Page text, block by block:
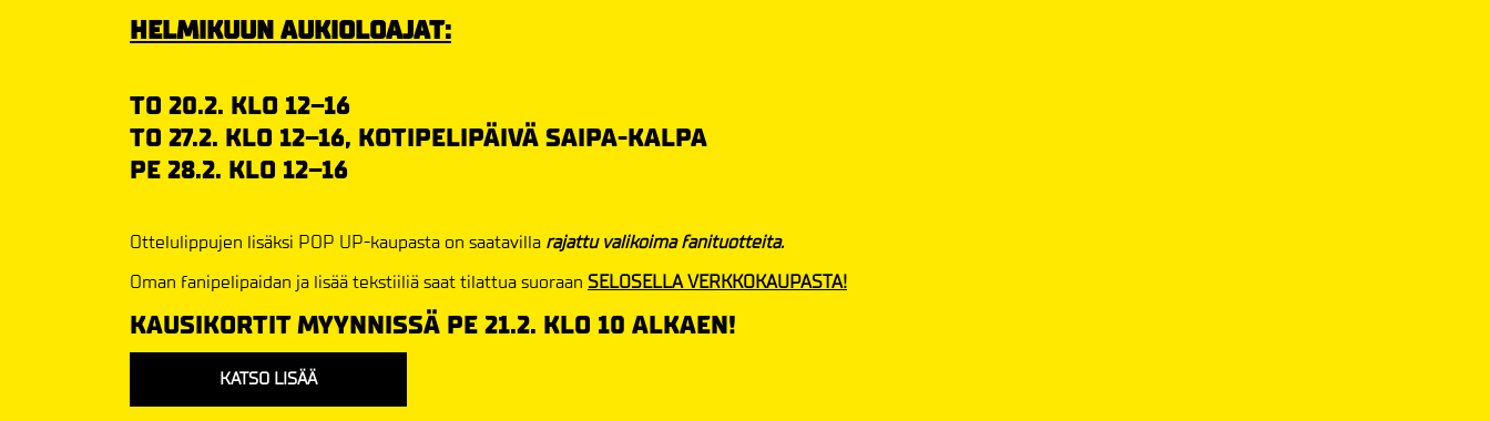
HELMIKUUN AUKIOLOAJAT:
TO 20.2. KLO 12–16
TO 27.2. KLO 12–16, KOTIPELIPÄIVÄ SAIPA-KALPA
PE 28.2. KLO 12–16
Ottelulippujen lisäksi POP UP-kaupasta on saatavilla rajattu valikoima fanituotteita.
Oman fanipelipaidan ja lisää tekstiiliä saat tilattua suoraan SELOSELLA VERKKOKAUPASTA!
KAUSIKORTIT MYYNNISSÄ PE 21.2. KLO 10 ALKAEN!
KATSO LISÄÄ